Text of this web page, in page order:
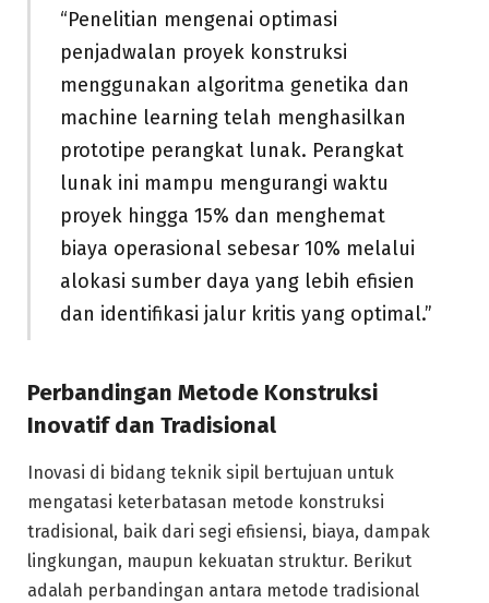
“Penelitian mengenai optimasi
penjadwalan proyek konstruksi
menggunakan algoritma genetika dan
machine learning telah menghasilkan
prototipe perangkat lunak. Perangkat
lunak ini mampu mengurangi waktu
proyek hingga 15% dan menghemat
biaya operasional sebesar 10% melalui
alokasi sumber daya yang lebih efisien
dan identifikasi jalur kritis yang optimal.”
Perbandingan Metode Konstruksi
Inovatif dan Tradisional
Inovasi di bidang teknik sipil bertujuan untuk
mengatasi keterbatasan metode konstruksi
tradisional, baik dari segi efisiensi, biaya, dampak
lingkungan, maupun kekuatan struktur. Berikut
adalah perbandingan antara metode tradisional